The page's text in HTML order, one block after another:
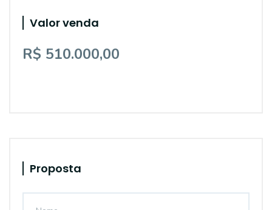
Valor venda
R$ 510.000,00
Proposta